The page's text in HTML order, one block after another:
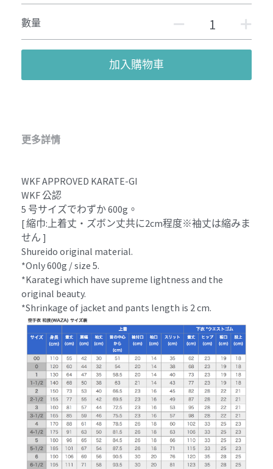
數量
加入購物車
更多詳情
WKF APPROVED KARATE-GI
WKF 公認
5 号サイズでわずか 600g。
[ 縮巾:上着丈・ズボン丈共に2cm程度※袖丈は縮みま
せん ]
Shureido original material.
*Only 600g / size 5.
*Karategi which have supreme lightness and the
original beauty.
*Shrinkage of jacket and pants length is 2 cm.